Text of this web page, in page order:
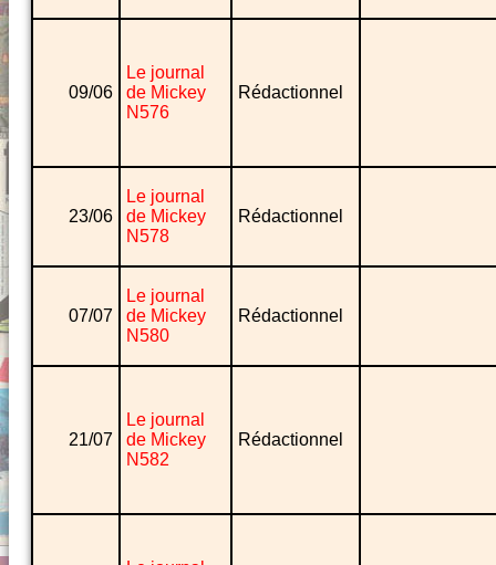
09/06
Le journal
de Mickey
N576
Rédactionnel
23/06
Le journal
de Mickey
N578
Rédactionnel
07/07
Le journal
de Mickey
N580
Rédactionnel
21/07
Le journal
de Mickey
N582
Rédactionnel